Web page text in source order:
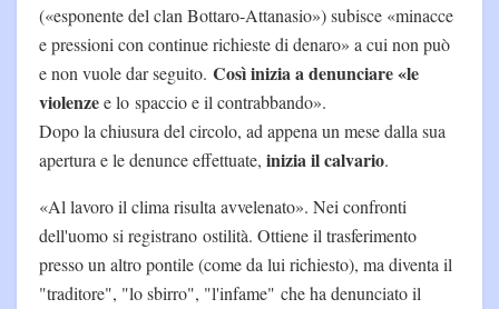
(«esponente del clan Bottaro-Attanasio») subisce «minacce
e pressioni con continue richieste di denaro» a cui non può
e non vuole dar seguito. Così inizia a denunciare «le
violenzee lo spaccio e il contrabbando».
Dopo la chiusura del circolo, ad appena un mese dalla sua
apertura e le denunce effettuate, inizia il calvario.
«Al lavoro il clima risulta avvelenato». Nei confronti
dell'uomo si registrano ostilità. Ottiene il trasferimento
presso un altro pontile (come da lui richiesto), ma diventa il
"traditore", "lo sbirro", "l'infame" che ha denunciato il